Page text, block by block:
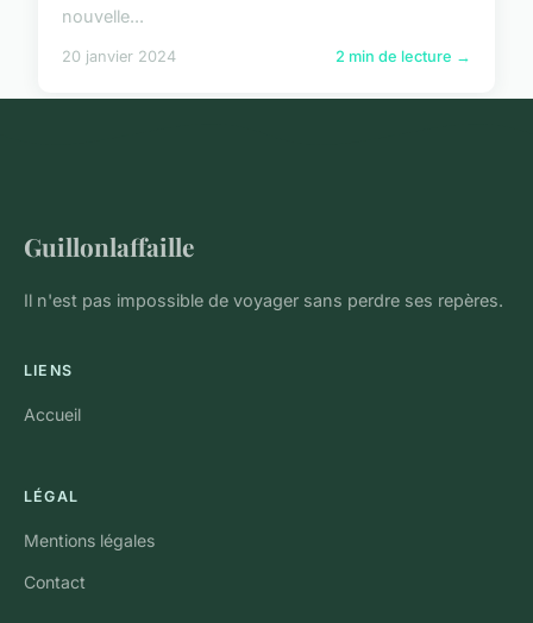
nouvelle...
20 janvier 2024 2 min de lecture →
Guillonlaffaille
Il n'est pas impossible de voyager sans perdre ses repères.
LIENS
Accueil
LÉGAL
Mentions légales
Contact